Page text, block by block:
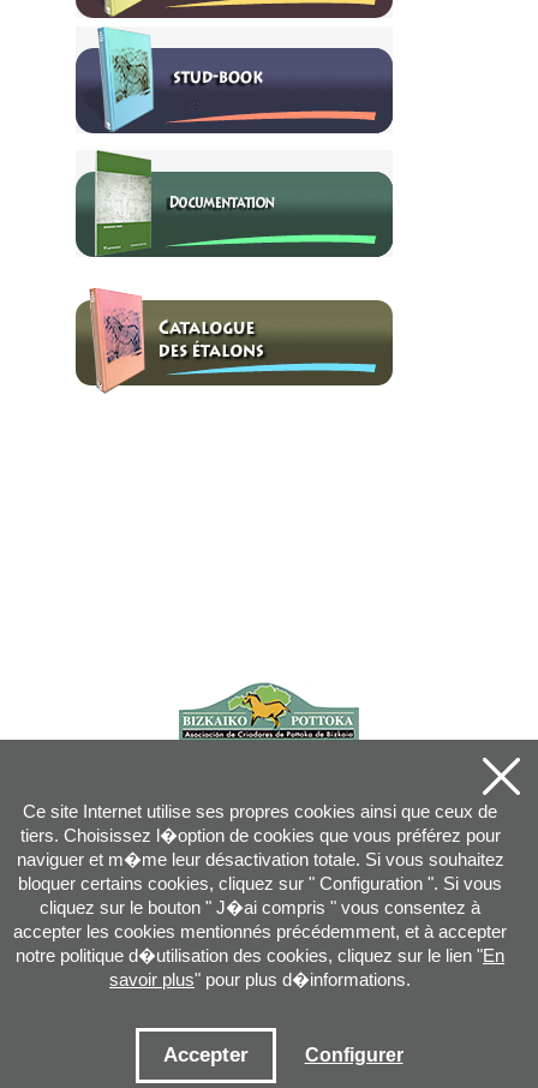
info@pottoka.info
Conditions d'Utilisation-Politique de Privacité-Politique des Cookies
Ce site Internet utilise ses propres cookies ainsi que ceux de
tiers. Choisissez l�option de cookies que vous préférez pour
naviguer et m�me leur désactivation totale. Si vous souhaitez
bloquer certains cookies, cliquez sur " Configuration ". Si vous
cliquez sur le bouton " J�ai compris " vous consentez à
accepter les cookies mentionnés précédemment, et à accepter
notre politique d�utilisation des cookies, cliquez sur le lien "En
savoir plus" pour plus d�informations.
Accepter Configurer